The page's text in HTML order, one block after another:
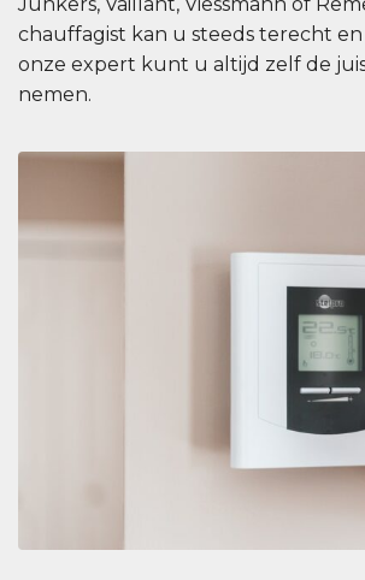
chauffagist kan u steeds terecht
onze expert kunt u altijd zelf de
nemen.